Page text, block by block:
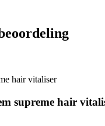
supreme hair